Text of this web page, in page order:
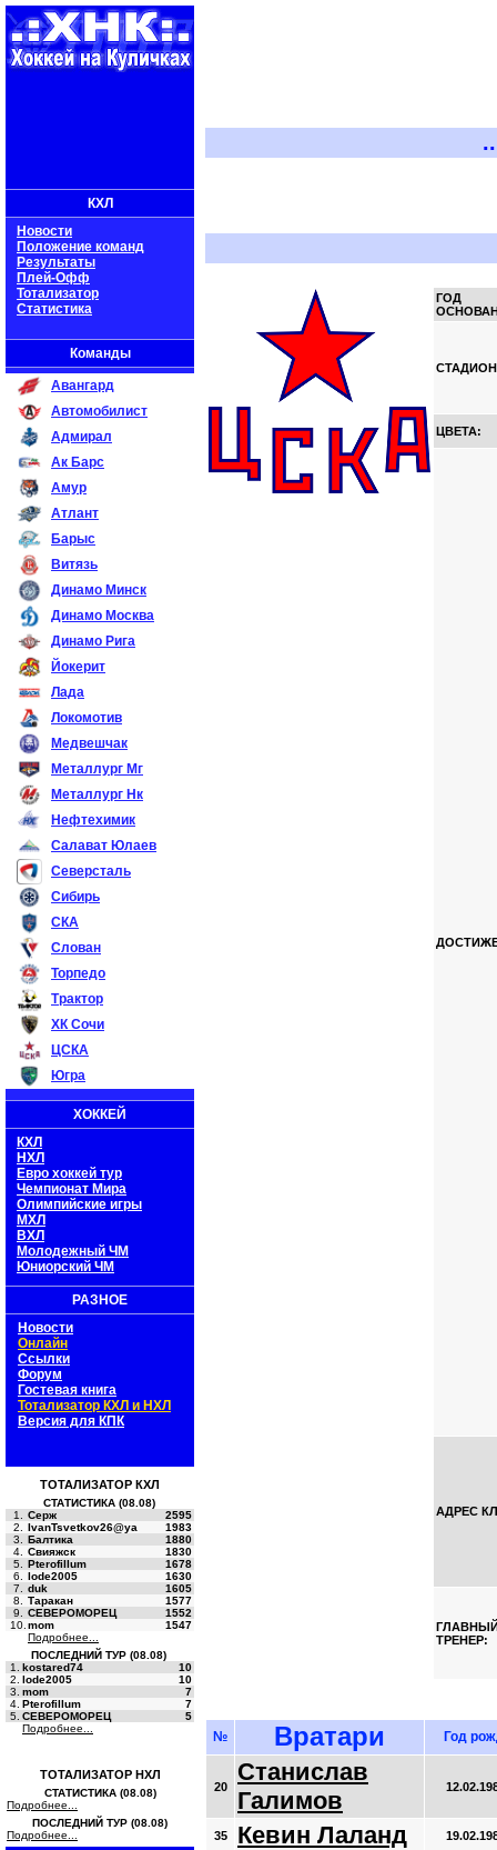
КХЛ
Новости
Положение команд
Результаты
Плей-Офф
Тотализатор
Статистика
Команды
Авангард
Автомобилист
Адмирал
Ак Барс
Амур
Атлант
Барыс
Витязь
Динамо Минск
Динамо Москва
Динамо Рига
Йокерит
Лада
Локомотив
Медвешчак
Металлург Мг
Металлург Нк
Нефтехимик
Салават Юлаев
Северсталь
Сибирь
СКА
Слован
Торпедо
Трактор
ХК Сочи
ЦСКА
Югра
ХОККЕЙ
КХЛ
НХЛ
Евро хоккей тур
Чемпионат Мира
Олимпийские игры
МХЛ
ВХЛ
Молодежный ЧМ
Юниорский ЧМ
РАЗНОЕ
Новости
Онлайн
Ссылки
Форум
Гостевая книга
Тотализатор КХЛ и НХЛ
Версия для КПК
ТОТАЛИЗАТОР КХЛ
СТАТИСТИКА (08.08)
1.
Серж
2595
2.
IvanTsvetkov26@ya
1983
3.
Балтика
1880
4.
Свияжск
1830
5.
Pterofillum
1678
6.
lode2005
1630
7.
duk
1605
8.
Таракан
1577
9.
СЕВЕРОМОРЕЦ
1552
10. mom
1547
Подробнее...
ПОСЛЕДНИЙ ТУР (08.08)
1.
kostared74
10
2. lode2005
10
3. mom
7
4. Pterofillum
7
5. СЕВЕРОМОРЕЦ
5
Подробнее...
ТОТАЛИЗАТОР НХЛ
СТАТИСТИКА (08.08)
Подробнее...
ПОСЛЕДНИЙ ТУР (08.08)
Подробнее...
..::
ГОД
ЦВЕТА:
АДРЕС
ТРЕНЕР:
№ Вратари Год
20
Станислав
Галимов
35 Кевин Лаланд